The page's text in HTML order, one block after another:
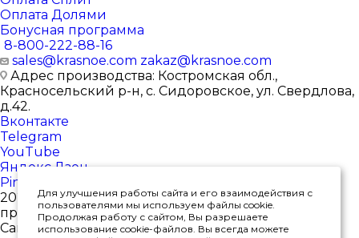
Оплата Долями
Бонусная программа
8-800-222-88-16
sales@krasnoe.com zakaz@krasnoe.com
Адрес производства: Костромская обл.,
Красносельский р-н, с. Сидоровское, ул. Свердлова,
д.42.
Вконтакте
Telegram
YouTube
Яндекс.Дзен
Pinterest
2026 © Интернет-магазин ювелирных изделий от
производителя
Сайт носит исключительно информационный
Для улучшения работы сайта и его взаимодействия с
пользователями мы используем файлы cookie.
Продолжая работу с сайтом, Вы разрешаете
использование cookie-файлов. Вы всегда можете